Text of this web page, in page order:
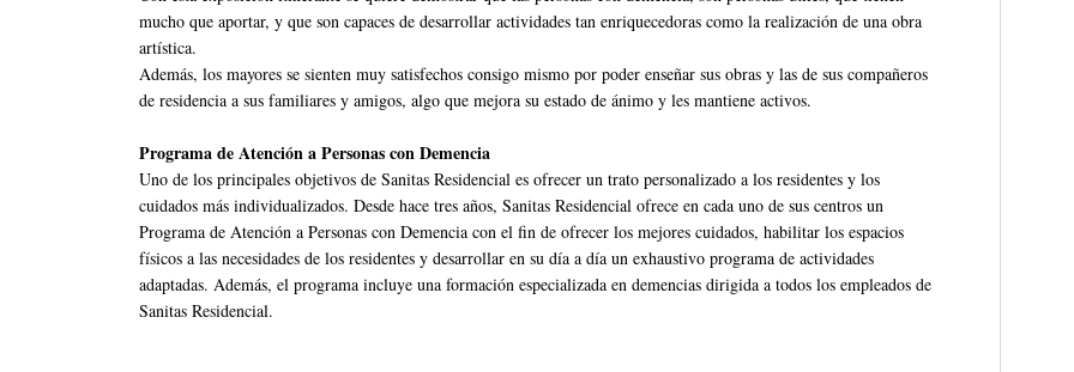
mucho que aportar, y que son capaces de desarrollar actividades tan enriquecedoras como la realización de una obra
artística.
Además, los mayores se sienten muy satisfechos consigo mismo por poder enseñar sus obras y las de sus compañeros
de residencia a sus familiares y amigos, algo que mejora su estado de ánimo y les mantiene activos.
Programa de Atención a Personas con Demencia
Uno de los principales objetivos de Sanitas Residencial es ofrecer un trato personalizado a los residentes y los
cuidados más individualizados. Desde hace tres años, Sanitas Residencial ofrece en cada uno de sus centros un
Programa de Atención a Personas con Demencia con el fin de ofrecer los mejores cuidados, habilitar los espacios
físicos a las necesidades de los residentes y desarrollar en su día a día un exhaustivo programa de actividades
adaptadas. Además, el programa incluye una formación especializada en demencias dirigida a todos los empleados de
Sanitas Residencial.